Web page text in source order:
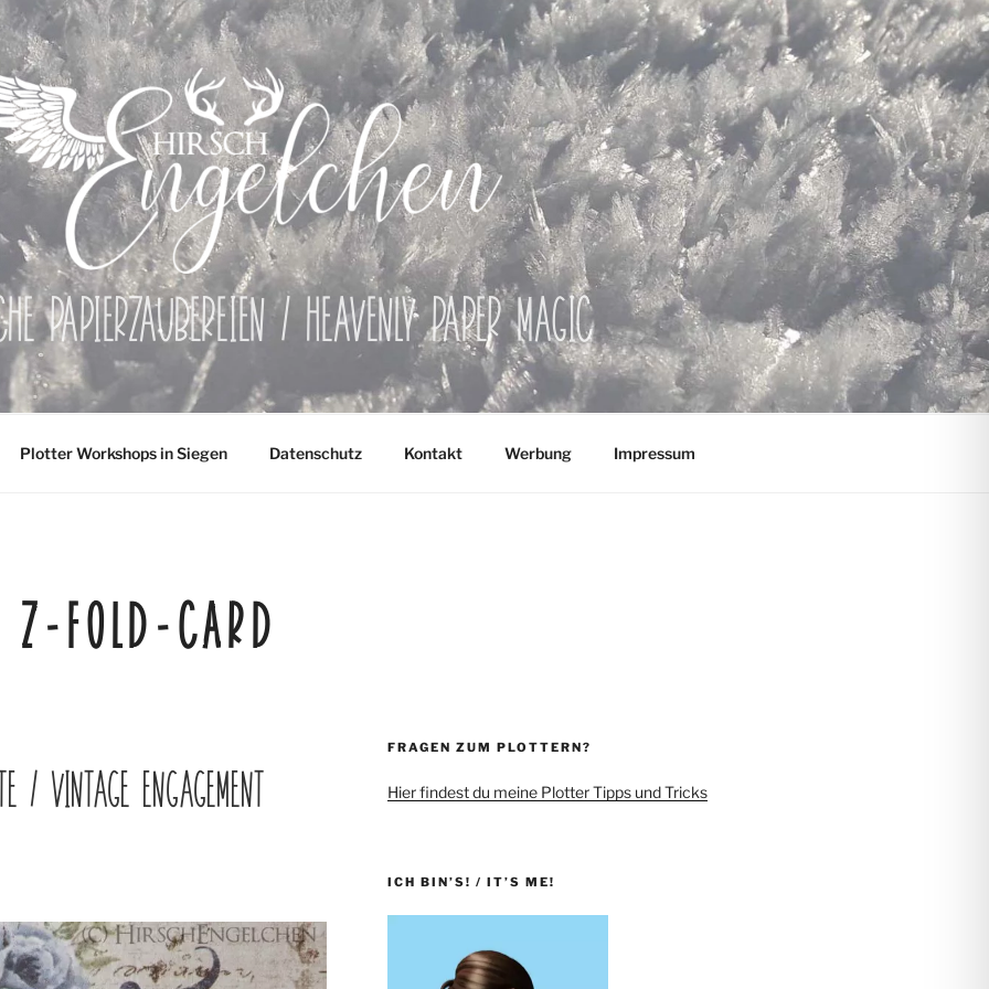
Papierzaubereien / Heavenly Paper Magic
Plotter Workshops in Siegen Datenschutz Kontakt Werbung Impressum
Z-FOLD-CARD
/ VINTAGE ENGAGEMENT
FRAGEN ZUM PLOTTERN?
Hier findest du meine Plotter Tipps und Tricks
ICH BIN’S! / IT’S ME!